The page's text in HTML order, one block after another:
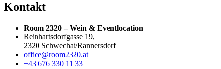
Kontakt
Room 2320 – Wein & Eventlocation
Reinhartsdorfgasse 19,
2320 Schwechat/Rannersdorf
office@room2320.at
+43 676 330 11 33